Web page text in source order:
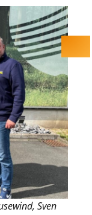
Sven